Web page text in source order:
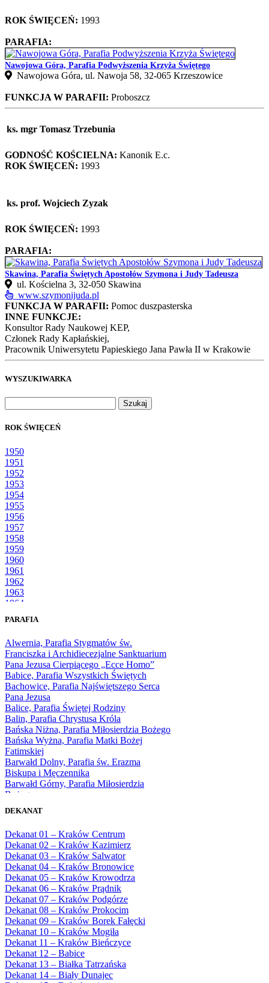
ROK ŚWIĘCEŃ: 1993
PARAFIA:
Nawojowa Góra, Parafia Podwyższenia Krzyża Świętego
Nawojowa Góra, ul. Nawoja 58, 32-065 Krzeszowice
FUNKCJA W PARAFII: Proboszcz
ks. mgr Tomasz Trzebunia
GODNOŚĆ KOŚCIELNA: Kanonik E.c.
ROK ŚWIĘCEŃ: 1993
ks. prof. Wojciech Zyzak
ROK ŚWIĘCEŃ: 1993
PARAFIA:
Skawina, Parafia Świętych Apostołów Szymona i Judy Tadeusza
ul. Kościelna 3, 32-050 Skawina
www.szymonijuda.pl
FUNKCJA W PARAFII: Pomoc duszpasterska
INNE FUNKCJE:
Konsultor Rady Naukowej KEP,
Członek Rady Kapłańskiej,
Pracownik Uniwersytetu Papieskiego Jana Pawła II w Krakowie
WYSZUKIWARKA
ROK ŚWIĘCEŃ
1950
1951
1952
1953
1954
1955
1956
1957
1958
1959
1960
1961
1962
1963
1964
1966
1968
1969
1970
1971
1972
1973
1974
1975
1976
1977
1978
1979
1980
1981
1983
1985
1986
1987
1988
1989
1990
1991
1992
1993
1994
1995
1996
1997
1998
PARAFIA
Alwernia, Parafia Stygmatów św.
Franciszka i Archidiecezjalne Sanktuarium
Pana Jezusa Cierpiącego „Ecce Homo”
Babice, Parafia Wszystkich Świętych
Bachowice, Parafia Najświętszego Serca
Pana Jezusa
Balice, Parafia Świętej Rodziny
Balin, Parafia Chrystusa Króla
Bańska Niżna, Parafia Miłosierdzia Bożego
Bańska Wyżna, Parafia Matki Bożej
Fatimskiej
Barwałd Dolny, Parafia św. Erazma
Biskupa i Męczennika
Barwałd Górny, Parafia Miłosierdzia
Bożego
Bęczarka, Parafia Matki Boskiej
Będkowice, Parafia Najświętszej Maryi
Panny Królowej
Białka Górna, Parafia Matki Bożej
Królowej Rodzin
Białka Tatrzańska, Parafia Świętych
Apostołów Szymona i Judy Tadeusza
Biały Dunajec, Parafia Matki Bożej
Królowej Aniołów
Biały Kościół, Parafia św. Mikołaja
Bibice, Parafia Matki Bożej Nieustającej
Pomocy
Bieńkówka, Parafia Przenajświętszej Trójcy
Biertowice, Parafia Matki Bożej
Różańcowej
DEKANAT
Dekanat 01 – Kraków Centrum
Dekanat 02 – Kraków Kazimierz
Dekanat 03 – Kraków Salwator
Dekanat 04 – Kraków Bronowice
Dekanat 05 – Kraków Krowodrza
Dekanat 06 – Kraków Prądnik
Dekanat 07 – Kraków Podgórze
Dekanat 08 – Kraków Prokocim
Dekanat 09 – Kraków Borek Fałęcki
Dekanat 10 – Kraków Mogiła
Dekanat 11 – Kraków Bieńczyce
Dekanat 12 – Babice
Dekanat 13 – Białka Tatrzańska
Dekanat 14 – Biały Dunajec